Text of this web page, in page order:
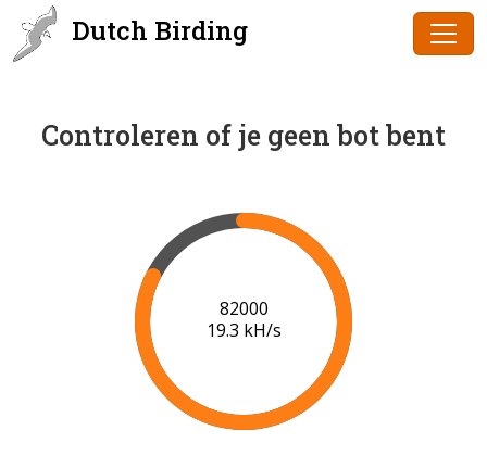
Dutch Birding
Controleren of je geen bot bent
83000
19.3 kH/s